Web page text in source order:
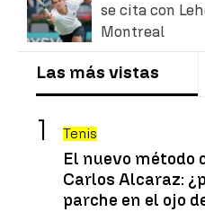
se cita con
Montreal
Las más vistas
Tenis
El nuevo método
Carlos Alcaraz:
parche en el ojo